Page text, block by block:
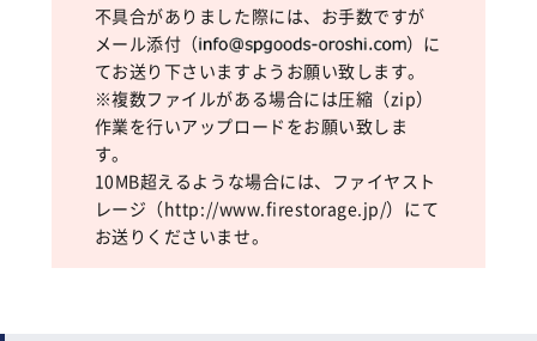
不具合がありました際には、お手数ですが
メール添付（
）に
てお送り下さいますようお願い致します。
※複数ファイルがある場合には圧縮（zip）
作業を行いアップロードをお願い致しま
す。
10MB超えるような場合には、ファイヤスト
レージ（http://www.firestorage.jp/）にて
お送りくださいませ。